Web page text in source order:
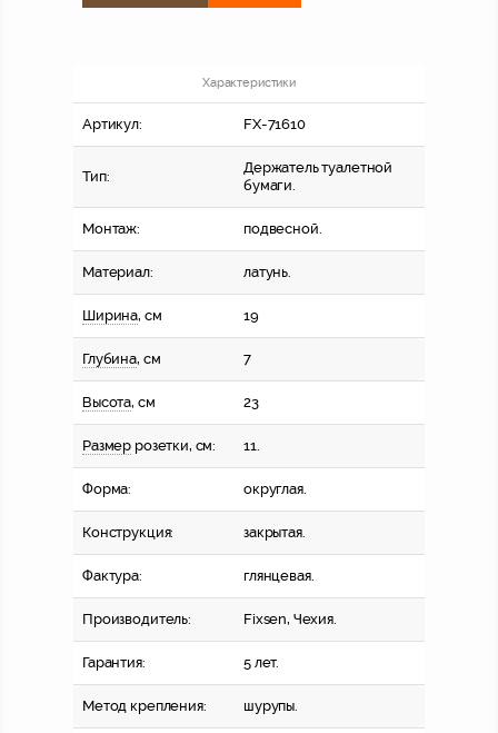
Характеристики
Артикул: FX-71610
Тип:
Держатель туалетной
бумаги.
Монтаж: подвесной.
Материал: латунь.
Ширина, см 19
Глубина, см 7
Высота, см 23
Размер розетки, см: 11.
Форма: округлая.
Конструкция: закрытая.
Фактура: глянцевая.
Производитель: Fixsen, Чехия.
Гарантия: 5 лет.
Метод крепления: шурупы.